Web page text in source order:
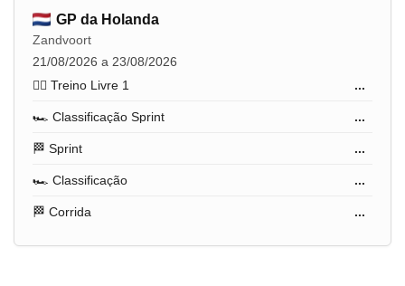
GP da Holanda
Zandvoort
21/08/2026 a 23/08/2026
🏋️‍♂️ Treino Livre 1
...
🏎️ Classificação Sprint ...
🏁 Sprint ...
🏎️ Classificação ...
🏁 Corrida ...